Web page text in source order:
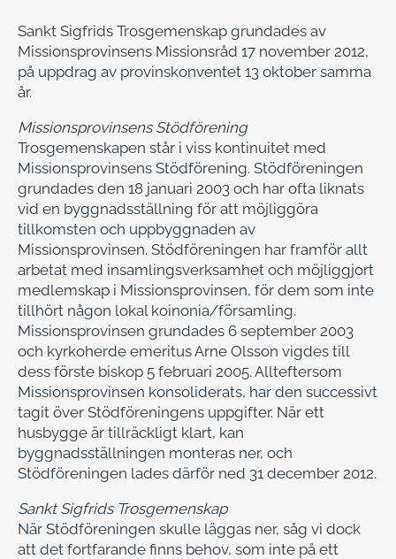
Sankt Sigfrids Trosgemenskap grundades av
Missionsprovinsens Missionsråd 17 november 2012,
på uppdrag av provinskonventet 13 oktober samma
år.
Missionsprovinsens Stödförening
Trosgemenskapen står i viss kontinuitet med
Missionsprovinsens Stödförening. Stödföreningen
grundades den 18 januari 2003 och har ofta liknats
vid en byggnadsställning för att möjliggöra
tillkomsten och uppbyggnaden av
Missionsprovinsen. Stödföreningen har framför allt
arbetat med insamlingsverksamhet och möjliggjort
medlemskap i Missionsprovinsen, för dem som inte
tillhört någon lokal koinonia/församling.
Missionsprovinsen grundades 6 september 2003
och kyrkoherde emeritus Arne Olsson vigdes till
dess förste biskop 5 februari 2005. Allteftersom
Missionsprovinsen konsoliderats, har den successivt
tagit över Stödföreningens uppgifter. När ett
husbygge är tillräckligt klart, kan
byggnadsställningen monteras ner, och
Stödföreningen lades därför ned 31 december 2012.
Sankt Sigfrids Trosgemenskap
När Stödföreningen skulle läggas ner, såg vi dock
att det fortfarande finns behov, som inte på ett